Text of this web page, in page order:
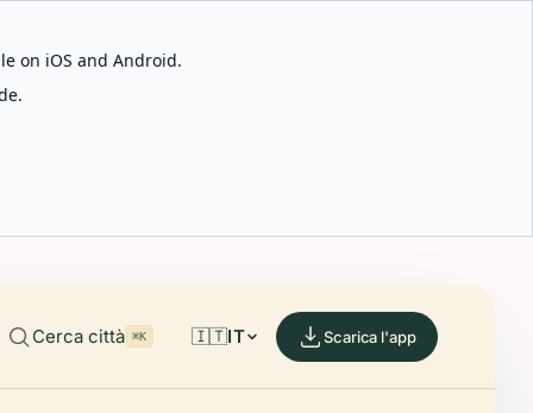
on iOS and Android.
Cerca città ⌘K 🇮🇹IT Scarica l'app